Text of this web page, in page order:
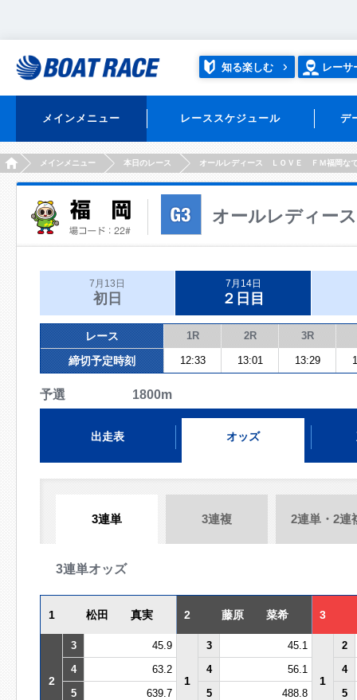
知る楽しむ レーサ
メインメニュー レーススケジュール デ
HOMEメインメニュー 本日のレース オールレディース ＬＯＶＥ ＦＭ福岡な
オールレディー
7月13日
初日
7月14日
２日目
レース 1R 2R 3R
締切予定時刻 12:33 13:01 13:29
予選 1800m
出走表 オッズ
3連単 3連複 2連単・2連
3連単オッズ
1 松田 真実 2 藤原 菜希 3
2
3 45.9
1
3 45.1
1
2
4
63.2 4 56.1
4
5
639.7 5 488.8
5